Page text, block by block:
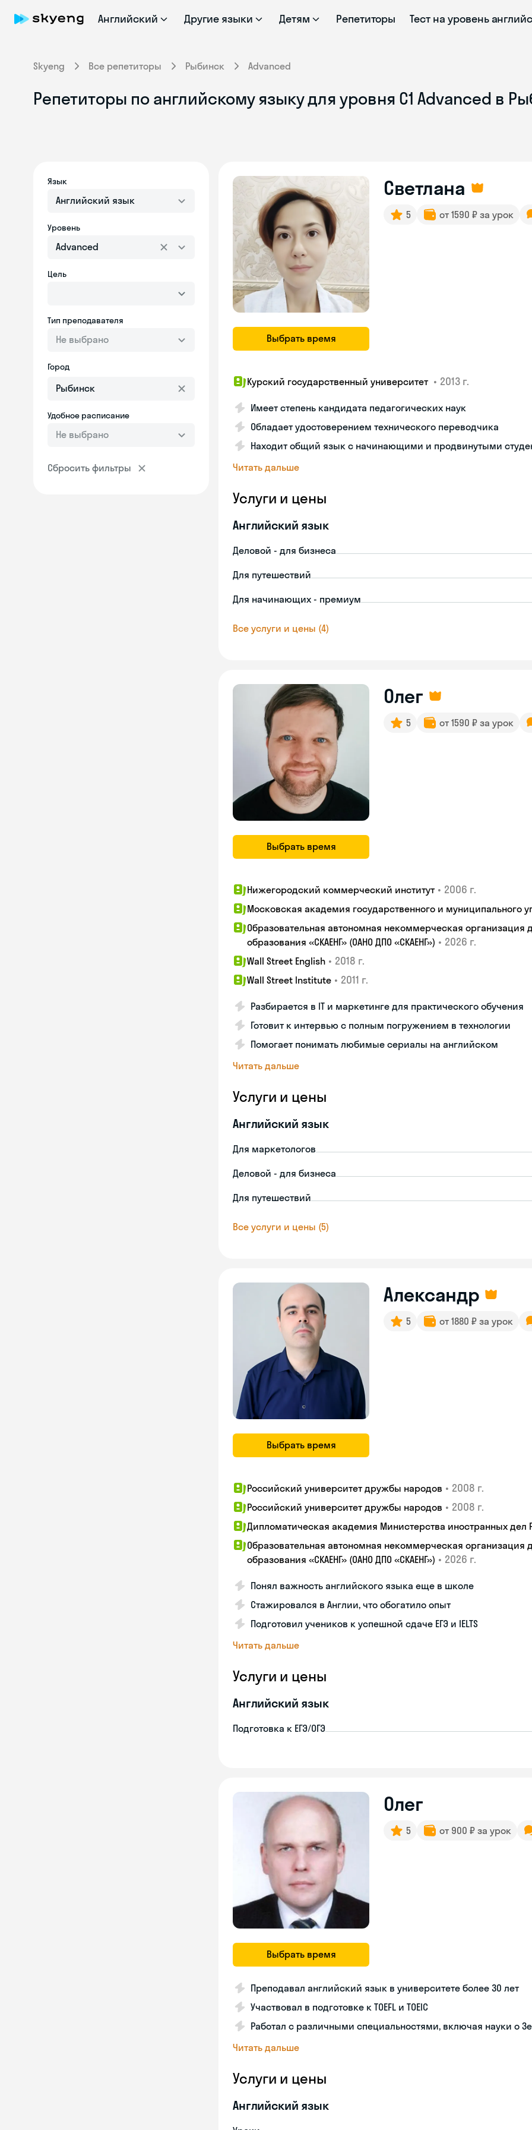
Английский Другие языки Детям Репетиторы Тест на уровень
Skyeng Все репетиторы Рыбинск Advanced
Репетиторы по английскому языку для уровня C1 Advanced в
Язык
Английский язык
Уровень
Advanced
Цель
Тип преподавателя
Не выбрано
Город
Удобное расписание
Не выбрано
Сбросить фильтры
Выбрать время
Светлана
5 от 1590 ₽ за урок
Курский государственный университет • 2013 г.
Имеет степень кандидата педагогических наук
Обладает удостоверением технического переводчика
Находит общий язык с начинающими и продвинутыми
Читать дальше
Услуги и цены
Английский язык
Деловой - для бизнеса
Для путешествий
Для начинающих - премиум
Все услуги и цены (4)
Выбрать время
Олег
5 от 1590 ₽ за урок
Нижегородский коммерческий институт • 2006 г.
Московская академия государственного и муниципального
Образовательная автономная некоммерческая организация
образования «СКАЕНГ» (ОАНО ДПО «СКАЕНГ») • 2026 г.
Wall Street English • 2018 г.
Wall Street Institute • 2011 г.
Разбирается в IT и маркетинге для практического обучения
Готовит к интервью с полным погружением в технологии
Помогает понимать любимые сериалы на английском
Читать дальше
Услуги и цены
Английский язык
Для маркетологов
Деловой - для бизнеса
Для путешествий
Все услуги и цены (5)
Выбрать время
Александр
5 от 1880 ₽ за урок
Российский университет дружбы народов • 2008 г.
Российский университет дружбы народов • 2008 г.
Дипломатическая академия Министерства иностранных
Образовательная автономная некоммерческая организация
образования «СКАЕНГ» (ОАНО ДПО «СКАЕНГ») • 2026 г.
Понял важность английского языка еще в школе
Стажировался в Англии, что обогатило опыт
Подготовил учеников к успешной сдаче ЕГЭ и IELTS
Читать дальше
Услуги и цены
Английский язык
Подготовка к ЕГЭ/ОГЭ
Выбрать время
Олег
5 от 900 ₽ за урок
Преподавал английский язык в университете более 30 лет
Участвовал в подготовке к TOEFL и TOEIC
Работал с различными специальностями, включая науки о
Читать дальше
Услуги и цены
Английский язык